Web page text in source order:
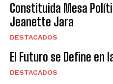
Constituida Mesa
Jeanette Jara
DESTACADOS
El Futuro se Define en
DESTACADOS